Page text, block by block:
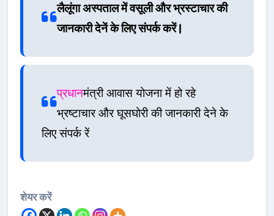
लैलूंगा अस्पताल में वसूली और भ्रस्टाचार की
जानकारी देनें के लिए संपर्क करें |
प्रधानमंत्री आवास योजना में हो रहे
भ्रष्टाचार और घूसघोरी की जानकारी देने के
लिए संपर्क रें
शेयर करें